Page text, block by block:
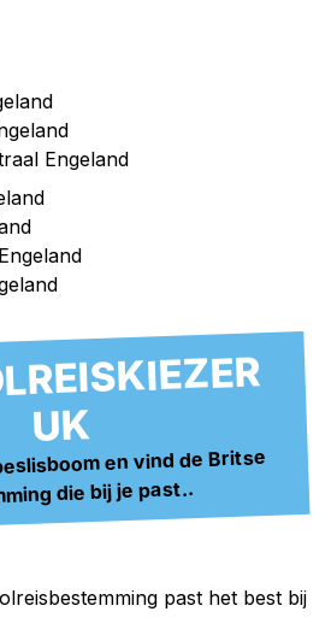
Engeland
UK
en vind de Britse
die bij je past..